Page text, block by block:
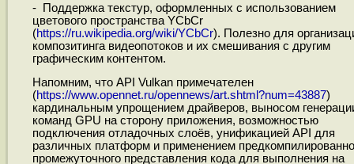
- Поддержка текстур, оформленных с использованием
цветового пространства YCbCr
(https://ru.wikipedia.org/wiki/YCbCr). Полезно для
композитинга видеопотоков и их смешивания с другим
графическим контентом.
Напомним, что API Vulkan примечателен
(https://www.opennet.ru/opennews/art.shtml?num=43887)
кардинальным упрощением драйверов, выносом
команд GPU на сторону приложения, возможностью
подключения отладочных слоёв, унификацией API для
различных платформ и применением
промежуточного представления кода для выполнения на